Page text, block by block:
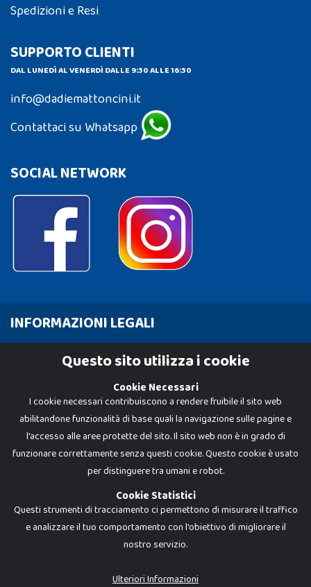
Spedizioni e Resi
SUPPORTO CLIENTI
DAL LUNEDÌ AL VENERDÌ DALLE 9:30 ALLE 16:30
info@dadiemattoncini.it
Contattaci su Whatsapp
SOCIAL NETWORK
INFORMAZIONI LEGALI
Cookie Policy
Dadi e Mattoncini è un brand di Giocabene Srl. Ogni riproduzione o utilizzo non
I prezzi e le promozioni pubblicate potrebbero differire da quanto esposto in
Questo sito utilizza i cookie
Cookie Necessari
I cookie necessari contribuiscono a rendere fruibile il sito web
abilitandone funzionalità di base quali la navigazione sulle pagine e
l'accesso alle aree protette del sito. Il sito web non è in grado di
funzionare correttamente senza questi cookie. Questo cookie è usato
per distinguere tra umani e robot.
Cookie Statistici
Questi strumenti di tracciamento ci permettono di misurare il traffico
e analizzare il tuo comportamento con l'obiettivo di migliorare il
nostro servizio.
Ulteriori Informazioni